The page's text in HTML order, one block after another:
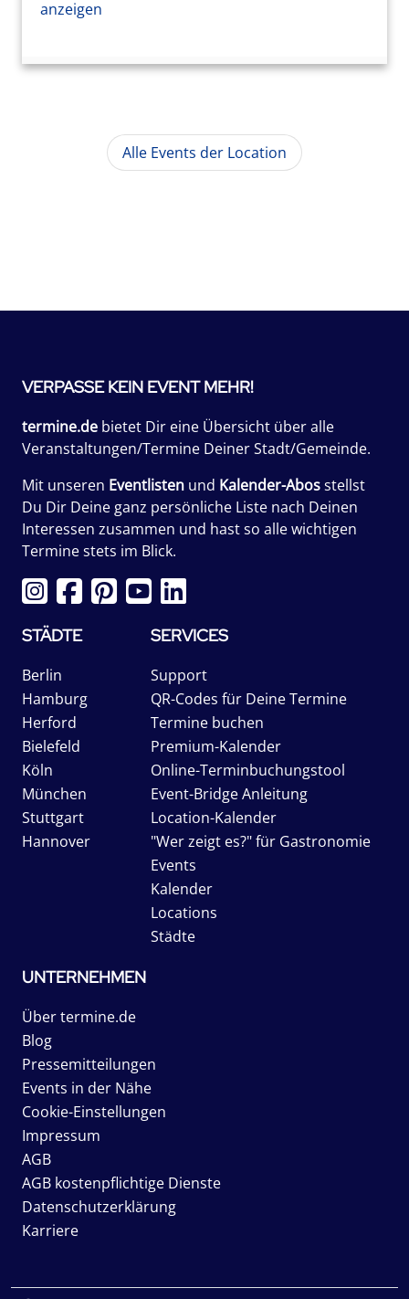
anzeigen
Alle Events der Location
VERPASSE KEIN EVENT MEHR!
termine.de bietet Dir eine Übersicht über alle
Veranstaltungen/Termine Deiner Stadt/Gemeinde.
Mit unseren Eventlisten und Kalender-Abosstellst
Du Dir Deine ganz persönliche Liste nach Deinen
Interessen zusammen und hast so alle wichtigen
Termine stets im Blick.
STÄDTE
Berlin
Hamburg
Herford
Bielefeld
Köln
München
Stuttgart
Hannover
SERVICES
Support
QR-Codes für Deine Termine
Termine buchen
Premium-Kalender
Online-Terminbuchungstool
Event-Bridge Anleitung
Location-Kalender
"Wer zeigt es?" für Gastronomie
Events
Kalender
Locations
Städte
UNTERNEHMEN
Über termine.de
Blog
Pressemitteilungen
Events in der Nähe
Cookie-Einstellungen
Impressum
AGB
AGB kostenpflichtige Dienste
Datenschutzerklärung
Karriere